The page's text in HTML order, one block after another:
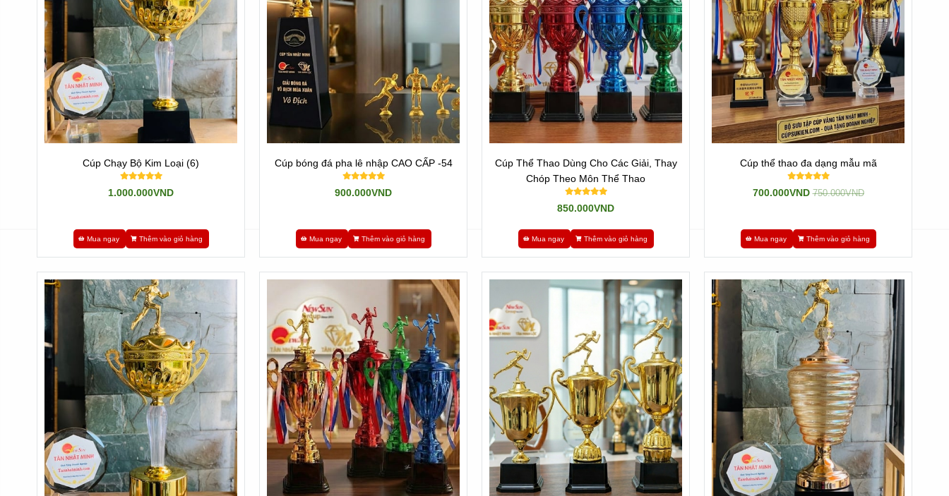
Cúp Chạy Bộ Kim Loại (6)
1.000.000VND
Mua ngay Thêm vào giỏ hàng
Cúp bóng đá pha lê nhập CAO CẤP -54
900.000VND
Mua ngay Thêm vào giỏ hàng
Cúp Thể Thao Dùng Cho Các Giải, Thay
Chóp Theo Môn Thể Thao
850.000VND
Mua ngay Thêm vào giỏ hàng
Cúp thể thao đa dạng mẫu mã
700.000VND 750.000VND
Mua ngay Thêm vào giỏ hàng